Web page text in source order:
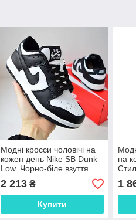
Модні кросси чоловічі на
кожен день Nike SB Dunk
Low. Чорно-біле взуття
чоловіче весна осінь Найк
СБ Данк.
2 213₴
Купити
на
1